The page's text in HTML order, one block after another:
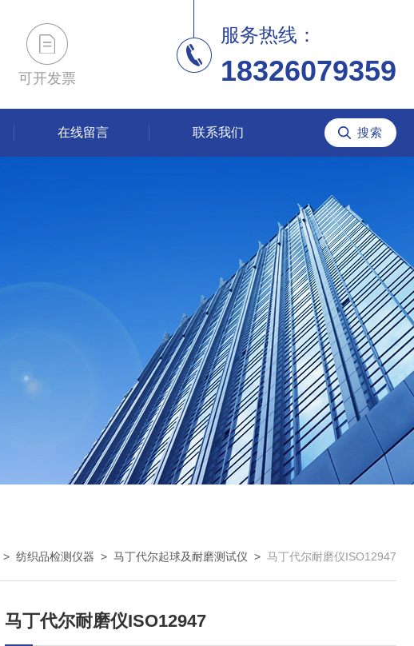
可开发票
服务热线：
18326079359
在线留言 联系我们
> 纺织品检测仪器 > 马丁代尔起球及耐磨测试仪 > 马丁代尔耐磨仪ISO12947
马丁代尔耐磨仪ISO12947